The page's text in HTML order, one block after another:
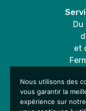
Du
et
Nous utilisons des
vous garantir la
expérience sur